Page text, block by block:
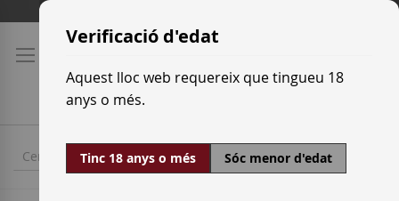
Skip
Content
Verificació d'edat
Aquest lloc web requereix que tingueu 18
anys o més.
Tinc 18 anys o més Sóc menor d'edat